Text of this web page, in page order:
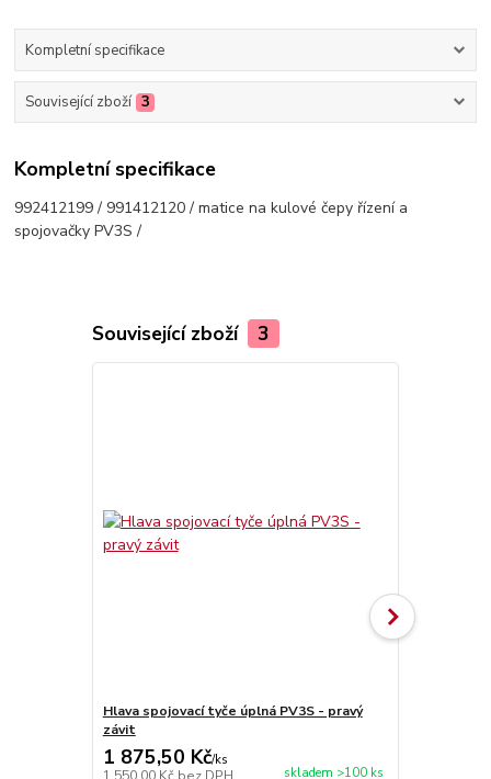
Kompletní specifikace
Související zboží 3
Kompletní specifikace
992412199 / 991412120 / matice na kulové čepy řízení a
spojovačky PV3S /
Související zboží 3
Hlava spojovací tyče úplná PV3S - pravý
závit
1 875,50 Kč/ks
skladem >100 ks